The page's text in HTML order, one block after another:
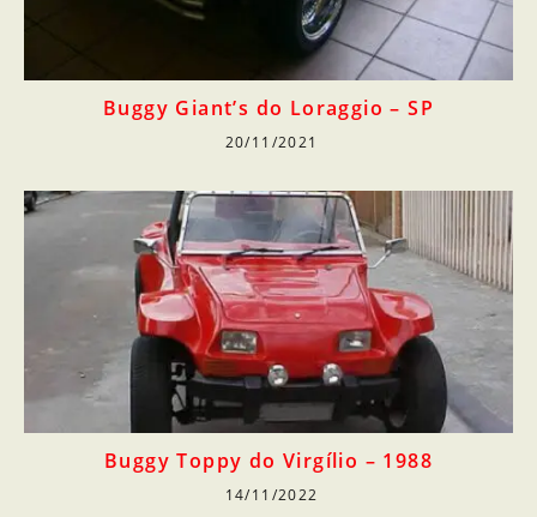
Buggy Giant’s do Loraggio – SP
20/11/2021
Buggy Toppy do Virgílio – 1988
14/11/2022